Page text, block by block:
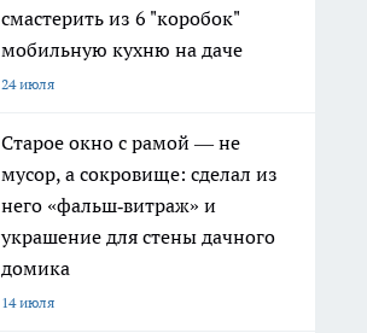
смастерить из 6 "коробок"
мобильную кухню на даче
24 июля
Старое окно с рамой — не
мусор, а сокровище: сделал из
него «фальш‑витраж» и
украшение для стены дачного
домика
14 июля